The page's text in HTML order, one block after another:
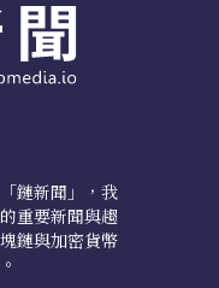
鏈新聞」，我
重要新聞與趨
鏈與加密貨幣